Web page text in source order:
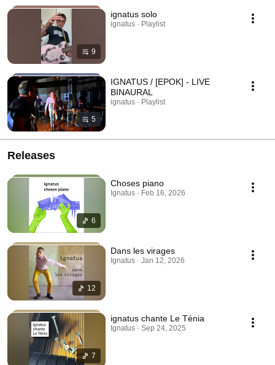
9
ignatus solo
ignatus · Playlist
5
IGNATUS / [EPOK] - LIVE
BINAURAL
ignatus · Playlist
Releases
6
Choses piano
Ignatus · Feb 16, 2026
12
Dans les virages
Ignatus · Jan 12, 2026
7
ignatus chante Le Ténia
Ignatus · Sep 24, 2025